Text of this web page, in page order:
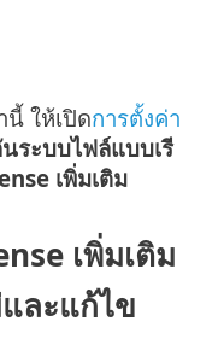
นี้ ให้เปิดการตั้งค่า
ระบบไฟล์แบบเรี
เพิ่มเติม
เพิ่มเติม
ละแก้ไข